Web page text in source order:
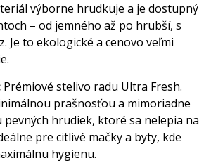
výborne hrudkuje a je dostupný
– od jemného až po hrubší, s
Je to ekologické a cenovo veľmi
Prémiové stelivo radu Ultra Fresh.
prašnosťou a mimoriadne
hrudiek, ktoré sa nelepia na
pre citlivé mačky a byty, kde
hygienu.